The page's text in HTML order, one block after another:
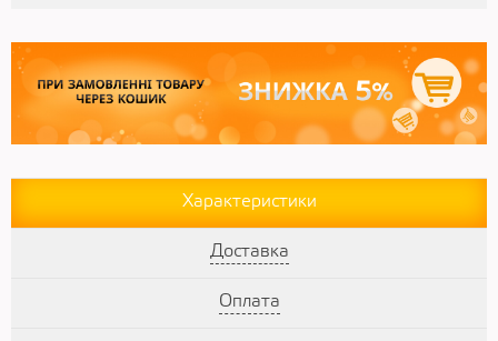
Характеристики
Доставка
Оплата